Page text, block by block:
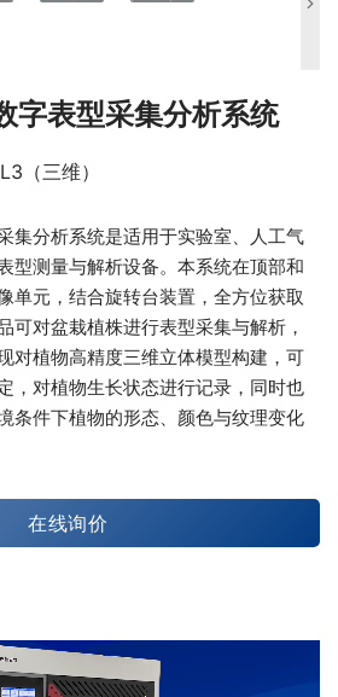
字表型采集分析系统
（三维）
集分析系统是适用于实验室、人工气
型测量与解析设备。本系统在顶部和
单元，结合旋转台装置，全方位获取
可对盆栽植株进行表型采集与解析，
对植物高精度三维立体模型构建，可
，对植物生长状态进行记录，同时也
条件下植物的形态、颜色与纹理变化
在线询价